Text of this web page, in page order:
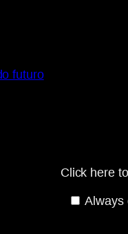
futuro
Click here
Always